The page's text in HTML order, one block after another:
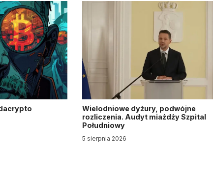
Wielodniowe dyżury, podwójne
rozliczenia. Audyt miażdży Szpital
Południowy
5 sierpnia 2026